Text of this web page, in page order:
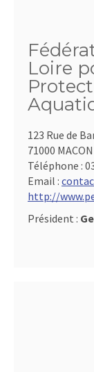
Loire
123 Rue de
71000 MACON
Téléphone :
Email :
http://
Président :